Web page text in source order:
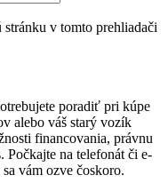
v tomto prehliadači
poradiť pri kúpe
alebo váš starý vozík
financovania, právnu
Počkajte na telefonát či e-
vám ozve čoskoro.